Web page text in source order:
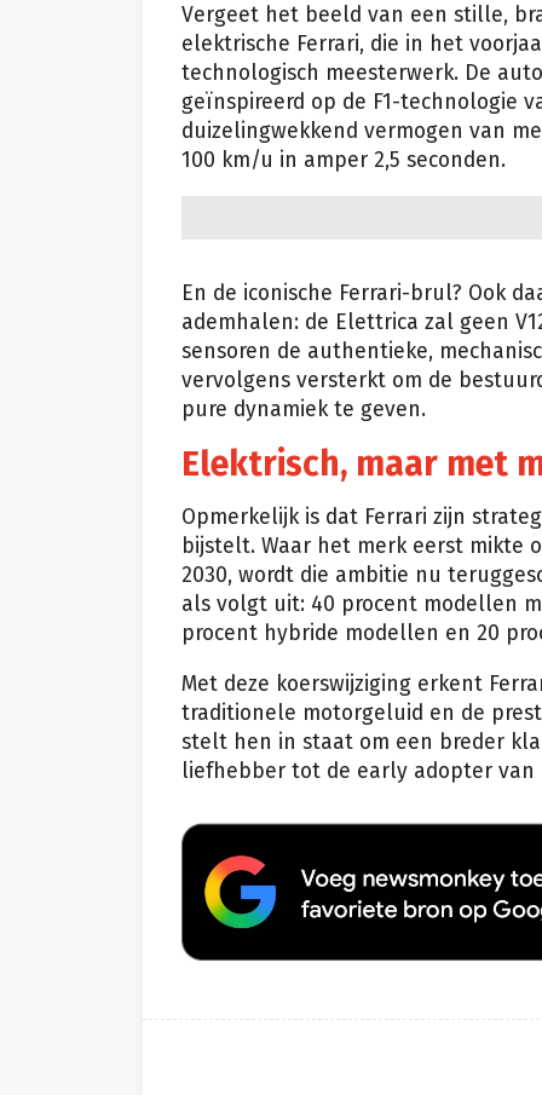
Vergeet het beeld van een stille,
elektrische Ferrari, die in het
technologisch meesterwerk. De
geïnspireerd op de F1-technologie
duizelingwekkend vermogen van
100 km/u in amper 2,5 seconden.
En de iconische Ferrari-brul? Ook
ademhalen: de Elettrica zal geen
sensoren de authentieke,
vervolgens versterkt om de
pure dynamiek te geven.
Elektrisch, maar met
Opmerkelijk is dat Ferrari zijn
bijstelt. Waar het merk eerst mikte
2030, wordt die ambitie nu
als volgt uit: 40 procent modellen
procent hybride modellen en 20
Met deze koerswijziging erkent
traditionele motorgeluid en de
stelt hen in staat om een breder
liefhebber tot de early adopter van